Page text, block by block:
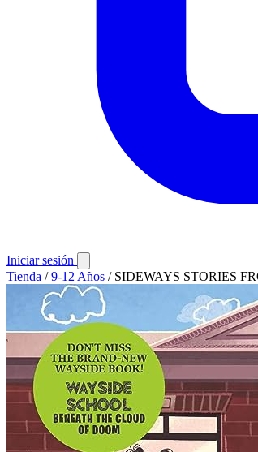
Iniciar sesión
Tienda / 9-12 Años / SIDEWAYS STORIES